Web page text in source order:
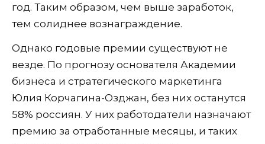
год. Таким образом, чем выше заработок,
тем солиднее вознаграждение.
Однако годовые премии существуют не
везде. По прогнозу основателя Академии
бизнеса и стратегического маркетинга
Юлия Корчагина-Озджан, без них останутся
58% россиян. У них работодатели назначают
премию за отработанные месяцы, и таких